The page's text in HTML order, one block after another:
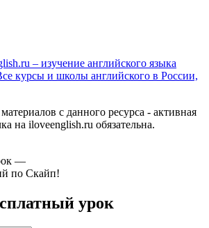
– изучение английского языка
курсы и школы английского в России,
с данного ресурса - активная
на iloveenglish.ru обязательна.
—
по Скайп!
урок